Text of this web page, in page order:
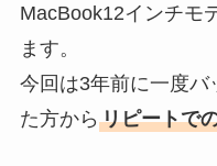
MacBook12インチモ
ます。
今回は3年前に一度バ
た方から リピートで